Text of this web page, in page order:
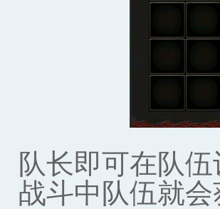
队长即可在队
战斗中队伍就